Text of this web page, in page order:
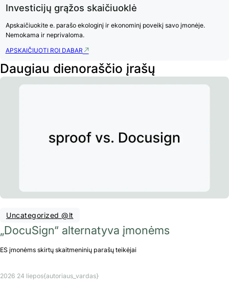
Investicijų grąžos skaičiuoklė
Apskaičiuokite e. parašo ekologinį ir ekonominį poveikį savo įmonėje.
Nemokama ir neprivaloma.
APSKAIČIUOTI ROI DABAR
Daugiau dienoraščio įrašų
Uncategorized @lt
„DocuSign“ alternatyva įmonėms
ES įmonėms skirtų skaitmeninių parašų teikėjai
2026 24 liepos{autoriaus_vardas}